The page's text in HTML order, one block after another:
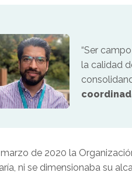
“Ser
la calidad
de 2020 la
ni se dimensionaba su